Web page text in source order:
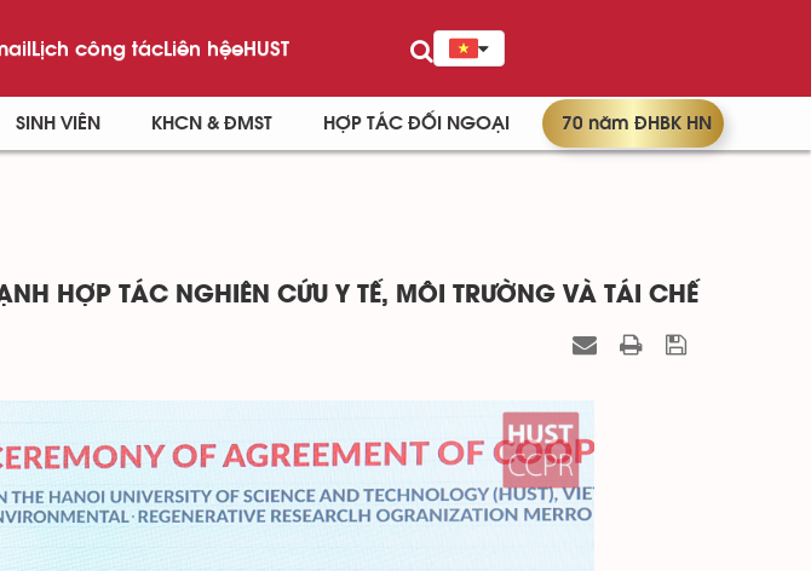
Lịch công tácLiên hệeHUST
SINH VIÊN KHCN & ĐMST HỢP TÁC ĐỐI NGOẠI 70 năm ĐHBK HN
HỢP TÁC NGHIÊN CỨU Y TẾ, MÔI TRƯỜNG VÀ TÁI CHẾ